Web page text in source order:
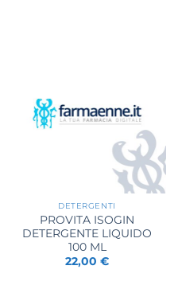
DETERGENTI
PROVITA ISOGIN
DETERGENTE LIQUIDO
100 ML
22,00 €